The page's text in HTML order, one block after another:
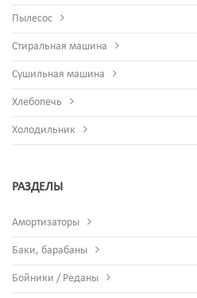
Пылесос
Стиральная машина
Сушильная машина
Хлебопечь
Холодильник
РАЗДЕЛЫ
Амортизаторы
Баки, барабаны
Бойники / Реданы